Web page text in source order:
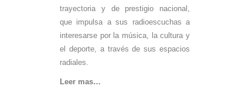
trayectoria y de prestigio nacional,
que impulsa a sus radioescuchas a
interesarse por la música, la cultura y
el deporte, a través de sus espacios
radiales.
Leer mas…